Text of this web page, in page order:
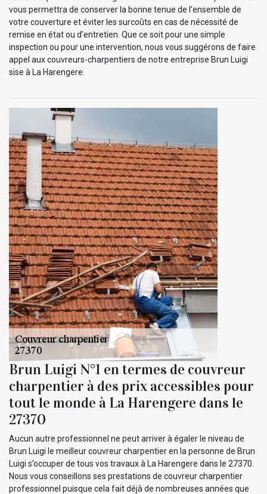
vous permettra de conserver la bonne tenue de l’ensemble de
votre couverture et éviter les surcoûts en cas de nécessité de
remise en état ou d’entretien. Que ce soit pour une simple
inspection ou pour une intervention, nous vous suggérons de faire
appel aux couvreurs-charpentiers de notre entreprise Brun Luigi
sise à La Harengere.
Brun Luigi N°1 en termes de couvreur
charpentier à des prix accessibles pour
tout le monde à La Harengere dans le
27370
Aucun autre professionnel ne peut arriver à égaler le niveau de
Brun Luigi le meilleur couvreur charpentier en la personne de Brun
Luigi s’occuper de tous vos travaux à La Harengere dans le 27370.
Nous vous conseillons ses prestations de couvreur charpentier
professionnel puisque cela fait déjà de nombreuses années que